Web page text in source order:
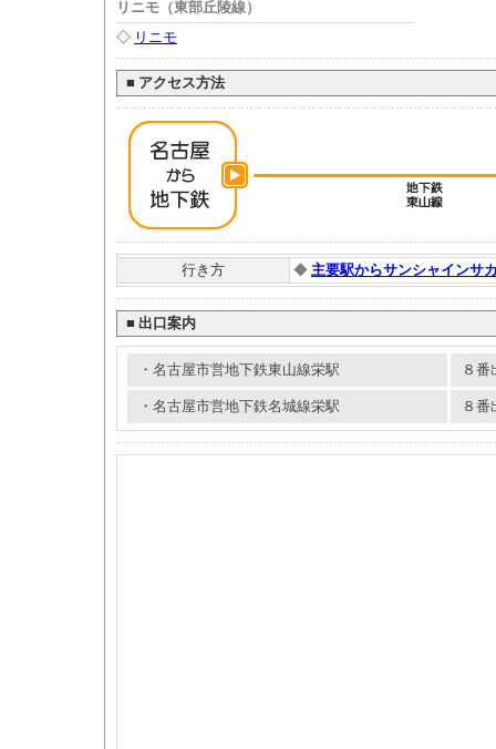
リニモ（東部丘陵線）
◇ リニモ
■ アクセス方法
行き方 ◆ 主要駅からサンシャインサ
■ 出口案内
・名古屋市営地下鉄東山線栄駅 ８番
・名古屋市営地下鉄名城線栄駅 ８番